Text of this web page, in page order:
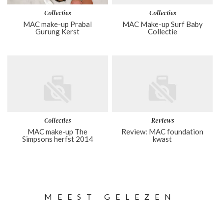
Collecties
MAC make-up Prabal
Gurung Kerst
Collecties
MAC Make-up Surf Baby
Collectie
Collecties
MAC make-up The
Simpsons herfst 2014
Reviews
Review: MAC foundation
kwast
MEEST GELEZEN